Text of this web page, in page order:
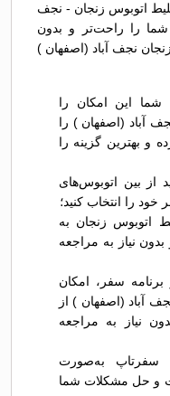
اتوبوس زنجان - نجف
شما را راحت‌تر و بدون
دغدغه کند. مزایای خرید بلیط اتوبوس زنجان نجف آباد (اصفهان )
شما این امکان را
می‌دهد تا قیمت بلیط اتوبوس زنجان نجف آباد (اصفهان ) را
بهترین گزینه را
از بین اتوبوس‌های
اتوبوس زنجان به
و بدون نیاز به مراجعه
برنامه سفر، امکان
نحوه استرداد بلیط اتوبوس زنجان به نجف آباد (اصفهان ) از
نیاز به مراجعه
سفرتاپ به‌صورت
و حل مشکلات شما